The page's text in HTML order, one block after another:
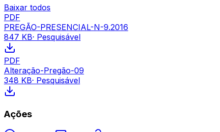
Baixar todos
PDF
PREGÃO-PRESENCIAL-N-9.2016
847 KB· Pesquisável
PDF
Alteração-Pregão-09
348 KB· Pesquisável
Ações